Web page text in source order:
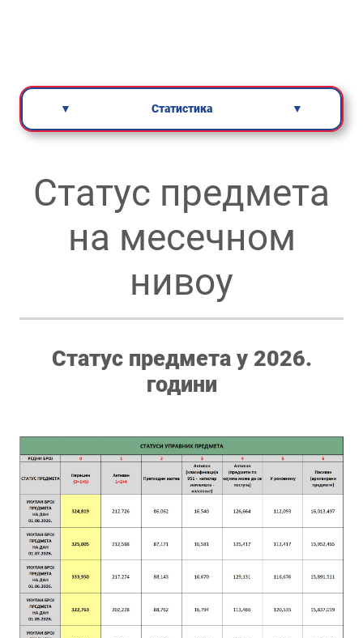
▼ Статистика ▼
Статус предмета
на месечном
нивоу
Статус предмета у 2026.
години